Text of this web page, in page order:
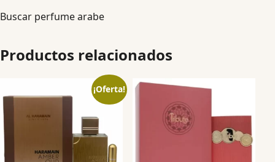
Buscar perfume arabe
Productos relacionados
¡Oferta!